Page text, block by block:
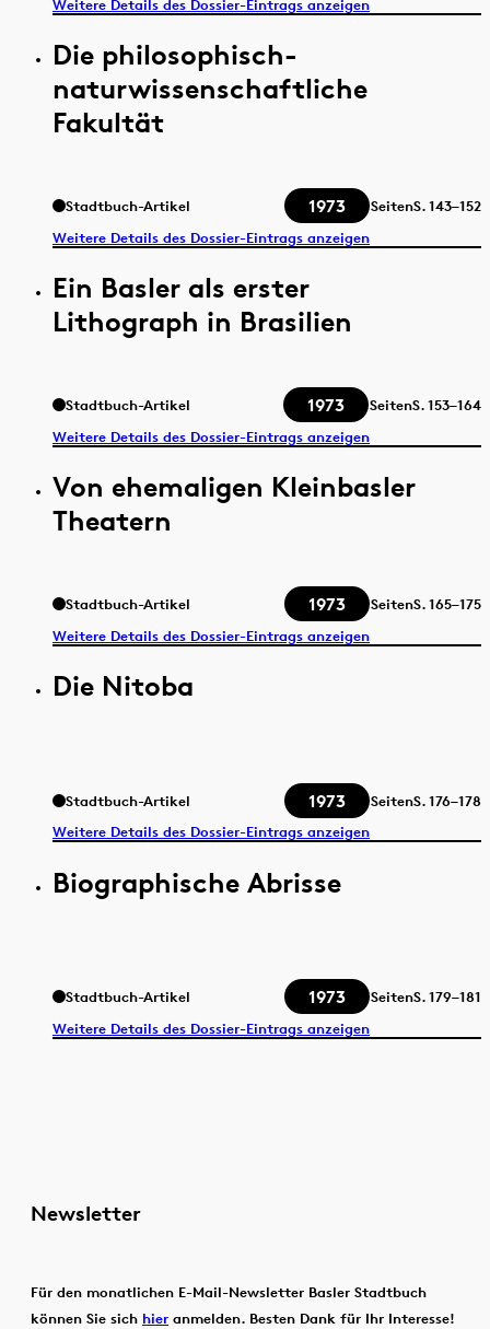
Weitere Details des Dossier-Eintrags anzeigen
Die philosophisch-
naturwissenschaftliche
Fakultät
Stadtbuch-Artikel 1973 SeitenS.143–152
Weitere Details des Dossier-Eintrags anzeigen
Ein Basler als erster
Lithograph in Brasilien
Stadtbuch-Artikel 1973 SeitenS.153–164
Weitere Details des Dossier-Eintrags anzeigen
Von ehemaligen Kleinbasler
Theatern
Stadtbuch-Artikel 1973 SeitenS.165–175
Weitere Details des Dossier-Eintrags anzeigen
Die Nitoba
Stadtbuch-Artikel 1973 SeitenS.176–178
Weitere Details des Dossier-Eintrags anzeigen
Biographische Abrisse
Stadtbuch-Artikel 1973 SeitenS.179–181
Weitere Details des Dossier-Eintrags anzeigen
Newsletter
Für den monatlichen E-Mail-Newsletter Basler Stadtbuch
können Sie sich hier anmelden. Besten Dank für Ihr Interesse!